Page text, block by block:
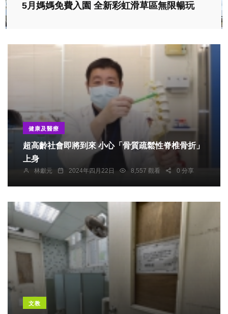
5月媽媽免費入園 全新彩虹滑草區無限暢玩
健康及醫療
超高齡社會即將到來 小心「骨質疏鬆性脊椎骨折」
上身
林獻元 2024年四月22日 8,557 觀看 0 分享
文教